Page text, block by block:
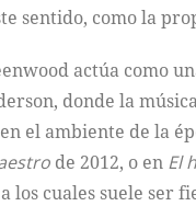
sentido, como la
actúa como
donde la
el ambiente de la
de 2012, o en El
los cuales suele ser